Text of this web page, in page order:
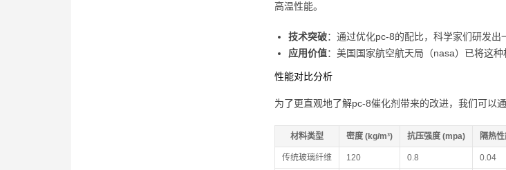
高温性能。
技术突破：通过优化pc-8的配比，科学家们研发出
应用价值：美国国家航空航天局（nasa）已将这
性能对比分析
为了更直观地了解pc-8催化剂带来的改进，我们可以
材料类型 密度 (kg/m³) 抗压强度 (mpa) 隔热
传统玻璃纤维 120 0.8 0.04